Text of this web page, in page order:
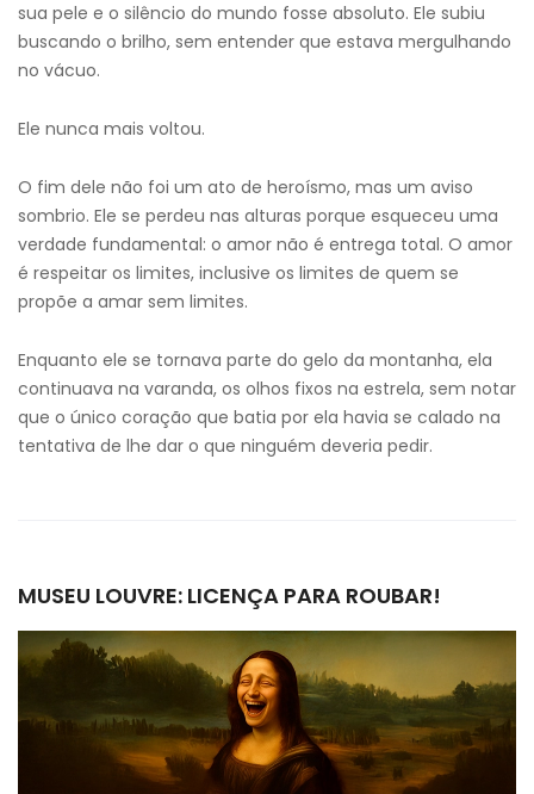
sua pele e o silêncio do mundo fosse absoluto. Ele subiu
buscando o brilho, sem entender que estava mergulhando
no vácuo.
Ele nunca mais voltou.
O fim dele não foi um ato de heroísmo, mas um aviso
sombrio. Ele se perdeu nas alturas porque esqueceu uma
verdade fundamental: o amor não é entrega total. O amor
é respeitar os limites, inclusive os limites de quem se
propõe a amar sem limites.
Enquanto ele se tornava parte do gelo da montanha, ela
continuava na varanda, os olhos fixos na estrela, sem notar
que o único coração que batia por ela havia se calado na
tentativa de lhe dar o que ninguém deveria pedir.
MUSEU LOUVRE: LICENÇA PARA ROUBAR!